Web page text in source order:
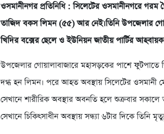
ওসমানীনগর প্রতিনিধি : সিলেটের ওসমানীনগরে
তাজিদ বকস লিমন (৫৫) আর নেই।তিনি উপজেলার
খিদির বক্সের ছেলে ও ইউনিয়ন জাতীয় পার্টির
উপজেলার গোয়ালাবাজারে মহাসড়কের পাশে
দগ্ধ হন লিমন। পরে আহত অবস্থায় সিলেটের ওসমানী
সেখানে শারীরিক অবস্থার অবনতি হলে শুক্রবার
সেখানে চিকিৎসাধীন অবস্থায় সন্ধ্যা ৬টার দিকে তিনি